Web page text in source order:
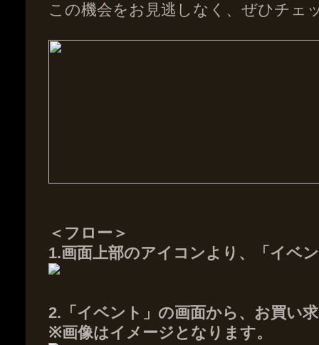
この機会をお見逃しなく、ぜひチェ
＜フロー＞
1.画面上部のアイコンより、「イベ
2.「イベント」の画面から、お買い
※画像はイメージとなります。